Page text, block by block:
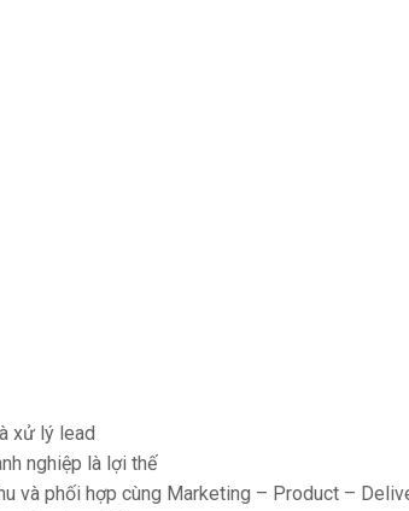
xử lý lead
nghiệp là lợi thế
và phối hợp cùng Marketing – Product –